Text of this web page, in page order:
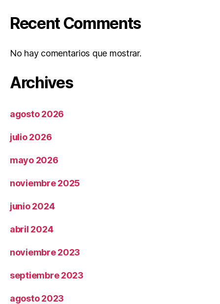
Recent Comments
No hay comentarios que mostrar.
Archives
agosto 2026
julio 2026
mayo 2026
noviembre 2025
junio 2024
abril 2024
noviembre 2023
septiembre 2023
agosto 2023